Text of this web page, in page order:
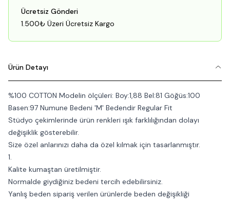
Ücretsiz Gönderi
1.500₺ Üzeri Ücretsiz Kargo
Ürün Detayı
%100 COTTON Modelin ölçüleri: Boy:1,88 Bel:81 Göğüs:100
Basen:97 Numune Bedeni 'M' Bedendir Regular Fit
Stüdyo çekimlerinde ürün renkleri ışık farklılığından dolayı
değişiklik gösterebilir.
Size özel anlarınızı daha da özel kılmak için tasarlanmıştır.
1.
Kalite kumaştan üretilmiştir.
Normalde giydiğiniz bedeni tercih edebilirsiniz.
Yanlış beden sipariş verilen ürünlerde beden değişikliği